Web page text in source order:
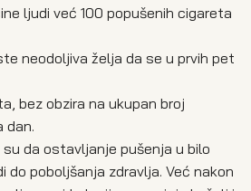
ljudi već 100 popušenih cigareta
neodoljiva želja da se u prvih pet
bez obzira na ukupan broj
dan.
da ostavljanje pušenja u bilo
do poboljšanja zdravlja. Već nakon